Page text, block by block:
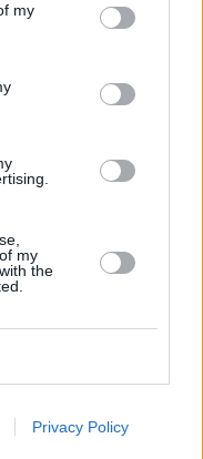
my
my
the
Privacy Policy
• práce ve skladu • mzda
• ubytování (Jihlava, okres
bude Prima sport k
televizi, ©